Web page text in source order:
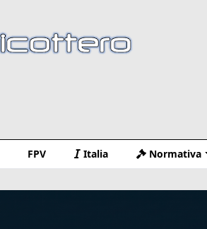
FPV Italia Normativa